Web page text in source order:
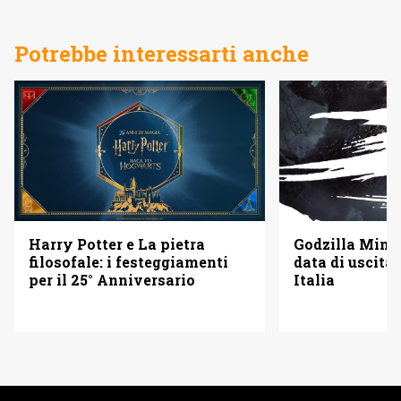
Potrebbe interessarti anche
Harry Potter e La pietra
filosofale: i festeggiamenti
per il 25° Anniversario
Godzilla
data di uscita
Italia